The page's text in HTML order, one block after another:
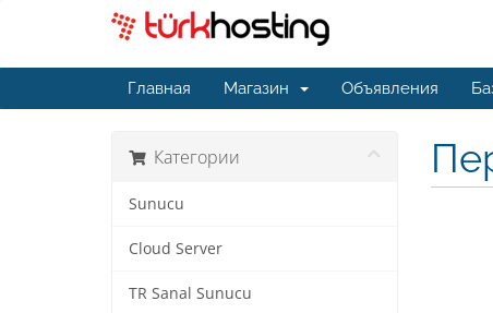
Главная Магазин Объявления
Категории
Sunucu
Cloud Server
TR Sanal Sunucu